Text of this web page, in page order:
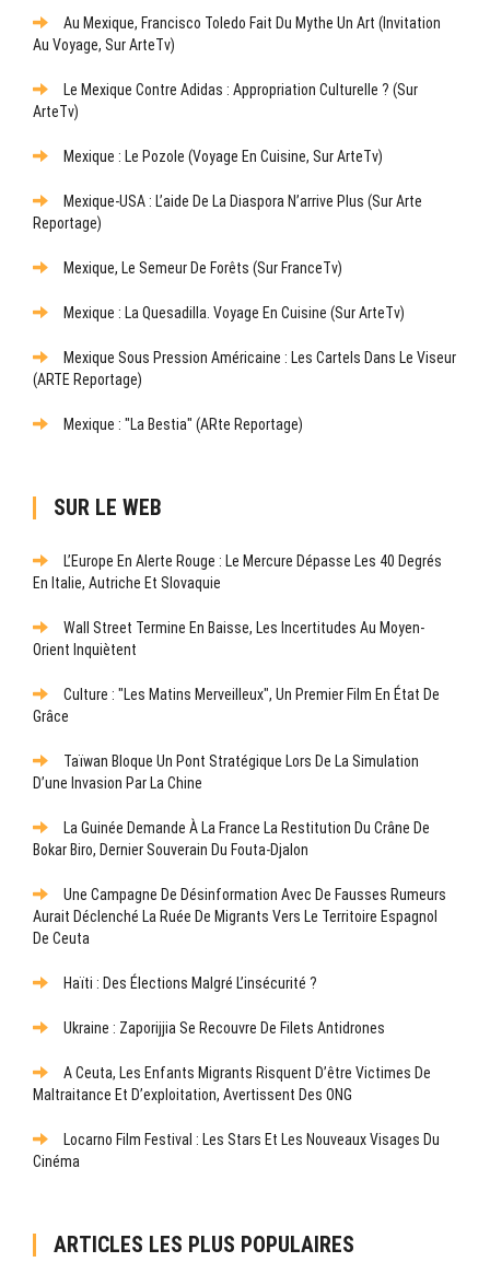
Au Mexique, Francisco Toledo Fait Du Mythe Un Art (Invitation
Au Voyage, Sur ArteTv)
Le Mexique Contre Adidas : Appropriation Culturelle ? (sur
ArteTv)
Mexique : Le Pozole (Voyage En Cuisine, Sur ArteTv)
Mexique-USA : L’aide De La Diaspora N’arrive Plus (sur Arte
Reportage)
Mexique, Le Semeur De Forêts (sur FranceTv)
Mexique : La Quesadilla. Voyage En Cuisine (sur ArteTv)
Mexique Sous Pression Américaine : Les Cartels Dans Le Viseur
(ARTE Reportage)
Mexique : "La Bestia" (ARte Reportage)
SUR LE WEB
L’Europe En Alerte Rouge : Le Mercure Dépasse Les 40 Degrés
En Italie, Autriche Et Slovaquie
Wall Street Termine En Baisse, Les Incertitudes Au Moyen-
Orient Inquiètent
Culture : "Les Matins Merveilleux", Un Premier Film En État De
Grâce
Taïwan Bloque Un Pont Stratégique Lors De La Simulation
D’une Invasion Par La Chine
La Guinée Demande À La France La Restitution Du Crâne De
Bokar Biro, Dernier Souverain Du Fouta-Djalon
Une Campagne De Désinformation Avec De Fausses Rumeurs
Aurait Déclenché La Ruée De Migrants Vers Le Territoire Espagnol
De Ceuta
Haïti : Des Élections Malgré L’insécurité ?
Ukraine : Zaporijjia Se Recouvre De Filets Antidrones
A Ceuta, Les Enfants Migrants Risquent D’être Victimes De
Maltraitance Et D’exploitation, Avertissent Des ONG
Locarno Film Festival : Les Stars Et Les Nouveaux Visages Du
Cinéma
ARTICLES LES PLUS POPULAIRES